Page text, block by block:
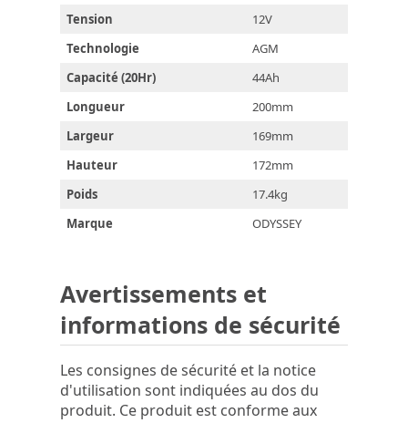
Tension
12V
Technologie
AGM
Capacité (20Hr)
44Ah
Longueur
200mm
Largeur
169mm
Hauteur
172mm
Poids
17.4kg
Marque
ODYSSEY
Avertissements et
informations de sécurité
Les consignes de sécurité et la notice
d'utilisation sont indiquées au dos du
produit. Ce produit est conforme aux